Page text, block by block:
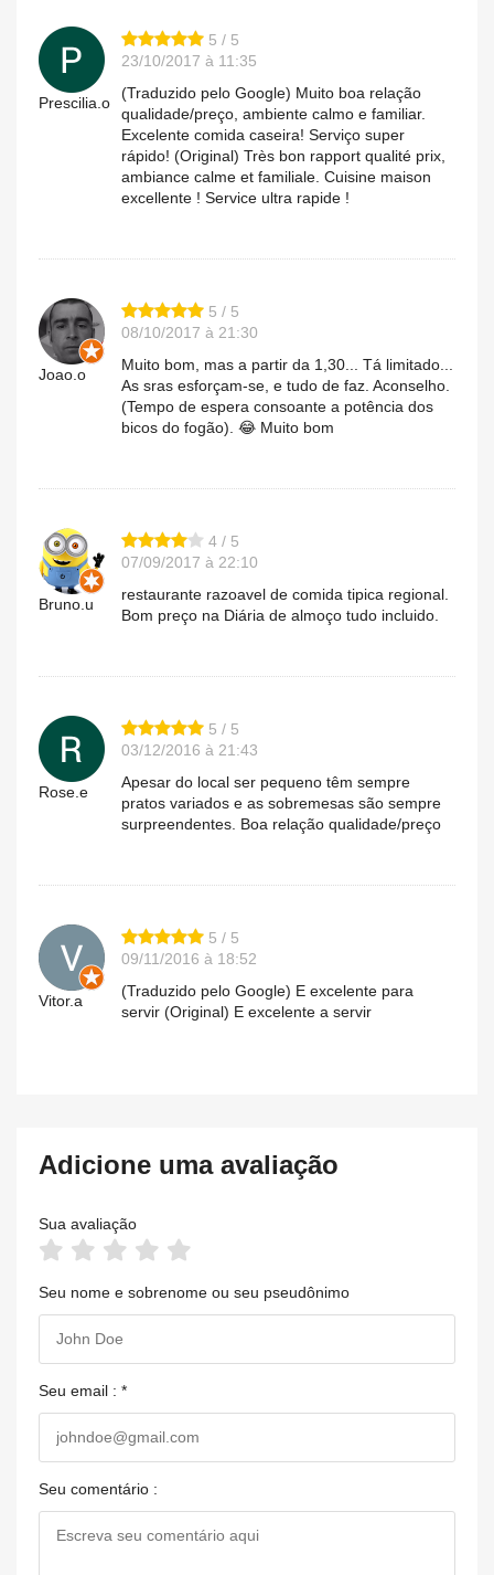
Prescilia.o
5 / 5
23/10/2017 à 11:35
(Traduzido pelo Google) Muito boa relação
qualidade/preço, ambiente calmo e familiar.
Excelente comida caseira! Serviço super
rápido! (Original) Très bon rapport qualité prix,
ambiance calme et familiale. Cuisine maison
excellente ! Service ultra rapide !
Joao.o
5 / 5
08/10/2017 à 21:30
Muito bom, mas a partir da 1,30... Tá limitado...
As sras esforçam-se, e tudo de faz. Aconselho.
(Tempo de espera consoante a potência dos
bicos do fogão). 😂 Muito bom
Bruno.u
4 / 5
07/09/2017 à 22:10
restaurante razoavel de comida tipica regional.
Bom preço na Diária de almoço tudo incluido.
Rose.e
5 / 5
03/12/2016 à 21:43
Apesar do local ser pequeno têm sempre
pratos variados e as sobremesas são sempre
surpreendentes. Boa relação qualidade/preço
Vitor.a
5 / 5
09/11/2016 à 18:52
(Traduzido pelo Google) E excelente para
servir (Original) E excelente a servir
Adicione uma avaliação
Sua avaliação
Seu nome e sobrenome ou seu pseudônimo
Seu email : *
Seu comentário :